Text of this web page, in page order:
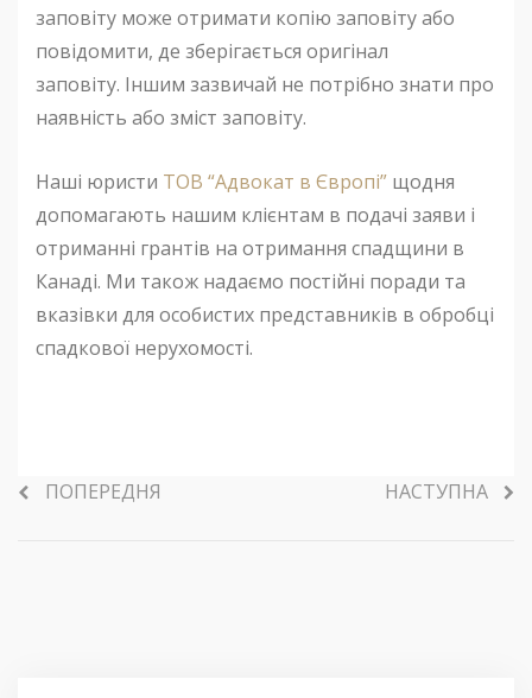
заповіту може отримати копію заповіту або
повідомити, де зберігається оригінал
заповіту. Іншим зазвичай не потрібно знати про
наявність або зміст заповіту.
Наші юристи ТОВ “Адвокат в Європі” щодня
допомагають нашим клієнтам в подачі заяви і
отриманні грантів на отримання спадщини в
Канаді. Ми також надаємо постійні поради та
вказівки для особистих представників в обробці
спадкової нерухомості.
ПОПЕРЕДНЯ НАСТУПНА